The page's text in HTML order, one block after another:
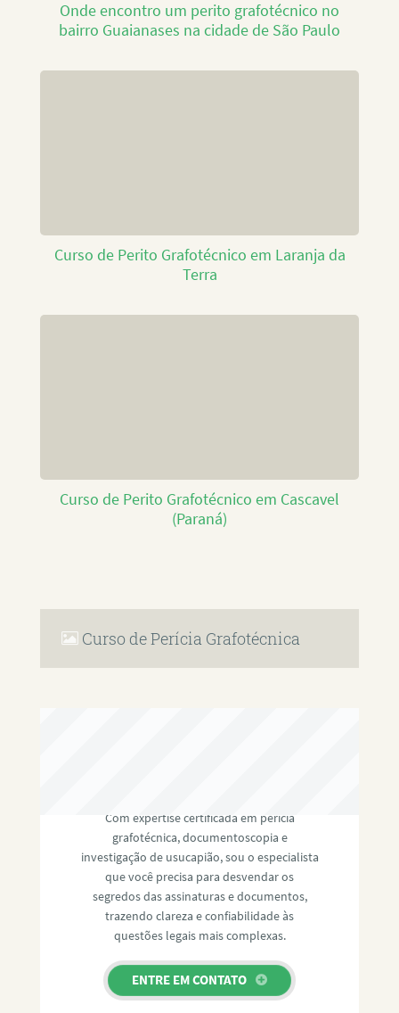
Onde encontro um perito grafotécnico no
bairro Guaianases na cidade de São Paulo
Curso de Perito Grafotécnico em Laranja da
Terra
Curso de Perito Grafotécnico em Cascavel
(Paraná)
Curso de Perícia Grafotécnica
Com expertise certificada em perícia
grafotécnica, documentoscopia e
investigação de usucapião, sou o especialista
que você precisa para desvendar os
segredos das assinaturas e documentos,
trazendo clareza e confiabilidade às
questões legais mais complexas.
ENTRE EM CONTATO